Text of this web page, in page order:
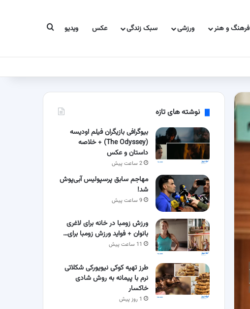
فرهنگ و هنر ورزشی سبک زندگی عکس ویدیو جستجو برای
نوشته های تازه
بیوگرافی بازیگران فیلم اودیسه
(The Odyssey) + خلاصه
داستان و عکس
2 ساعت پیش
مهاجم سابق پرسپولیس آبی‌پوش
شد!
9 ساعت پیش
ورزش زومبا در خانه برای لاغری
بانوان + فواید ورزش زومبا برای…
11 ساعت پیش
طرز تهیه کوکی نیویورکی شکلاتی
نرم با پیمانه به روش شادی
خاکسار
1 روز پیش